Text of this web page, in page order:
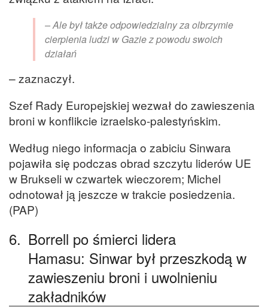
– Ale był także odpowiedzialny za olbrzymie
cierpienia ludzi w Gazie z powodu swoich
działań
– zaznaczył.
Szef Rady Europejskiej wezwał do zawieszenia
broni w konflikcie izraelsko-palestyńskim.
Według niego informacja o zabiciu Sinwara
pojawiła się podczas obrad szczytu liderów UE
w Brukseli w czwartek wieczorem; Michel
odnotował ją jeszcze w trakcie posiedzenia.
(PAP)
6. Borrell po śmierci lidera
Hamasu: Sinwar był przeszkodą w
zawieszeniu broni i uwolnieniu
zakładników